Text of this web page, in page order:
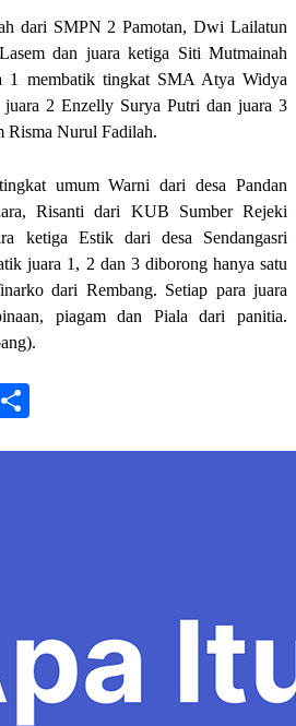
dari SMPN 2 Pamotan, Dwi Lailatun
dan juara ketiga Siti Mutmainah
1 membatik tingkat SMA Atya Widya
2 Enzelly Surya Putri dan juara 3
Risma Nurul Fadilah.
umum Warni dari desa Pandan
Risanti dari KUB Sumber Rejeki
ketiga Estik dari desa Sendangasri
juara 1, 2 dan 3 diborong hanya satu
dari Rembang. Setiap para juara
piagam dan Piala dari panitia.